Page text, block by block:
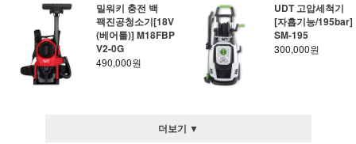
밀워키 충전 백
팩 진공청소기[18V
(베어툴)] M18FBP
V2-0G
490,000원
UDT 고압세척기
[자흡기능/195bar]
SM-195
300,000원
더보기 ▼